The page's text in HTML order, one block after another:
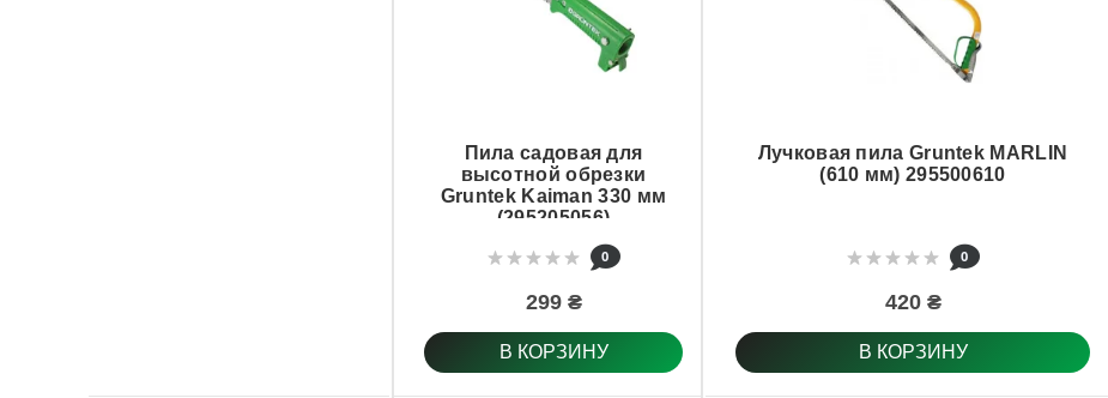
Пила садовая для
высотной обрезки
Gruntek Kaiman 330 мм
(295205056)
0
299 ₴
В КОРЗИНУ
Лучковая пила Gruntek MARLIN
(610 мм) 295500610
0
420 ₴
В КОРЗИНУ